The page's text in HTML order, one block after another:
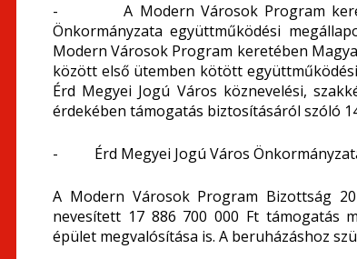
- A Modern Városok Program
Önkormányzata együttműködési
Modern Városok Program keretében
között első ütemben kötött
Érd Megyei Jogú Város köznevelési,
érdekében támogatás biztosításáról szóló
- Érd Megyei Jogú Város Önkormányzata
A Modern Városok Program Bizottság
nevesített 17 886 700 000 Ft támogatás
épület megvalósítása is. A beruházáshoz